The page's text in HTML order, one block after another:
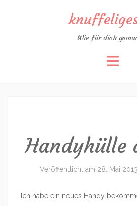
Wie für dich
Handyhülle
Veröffentlicht am 28. Mai 2013
Ich habe ein neues Handy